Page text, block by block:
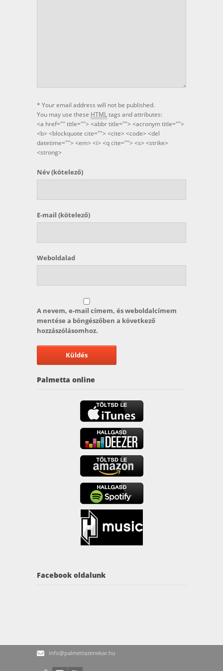
* Your email address will not be published.
You may use these HTMLtags and attributes:
<a href="" title=""> <abbr title=""> <acronym title="">
<b> <blockquote cite=""> <cite> <code> <del
datetime=""> <em> <i> <q cite=""> <s> <strike>
<strong>
Név(kötelező)
E-mail (kötelező)
Weboldalad
A nevem, e-mail címem, és weboldalcímem
mentése a böngészőben a következő
hozzászólásomhoz.
Palmetta online
Facebook oldalunk
info@palmettazenekar.hu